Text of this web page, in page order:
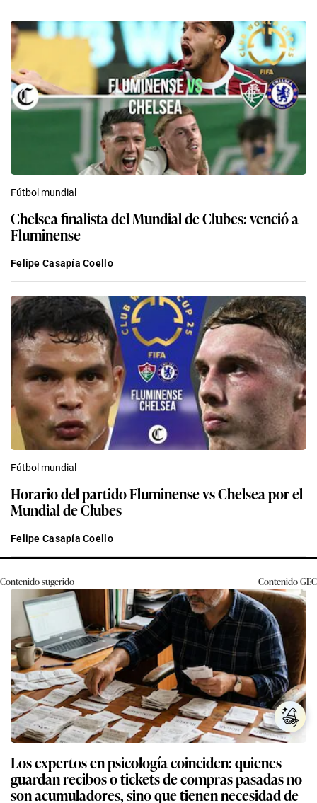
Fútbol mundial
Chelsea finalista del Mundial de Clubes: venció a
Fluminense
Felipe Casapía Coello
Fútbol mundial
Horario del partido Fluminense vs Chelsea por el
Mundial de Clubes
Felipe Casapía Coello
Contenido sugerido ContenidoGEC
Los expertos en psicología coinciden: quienes
guardan recibos o tickets de compras pasadas no
son acumuladores, sino que tienen necesidad de